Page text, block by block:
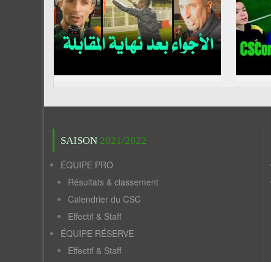
SAISON 2021/2022
ÉQUIPE PRO
Résultats & classement
Calendrier du CSC
Effectif & Staff
ÉQUIPE RÉSERVE
Effectif & Staff